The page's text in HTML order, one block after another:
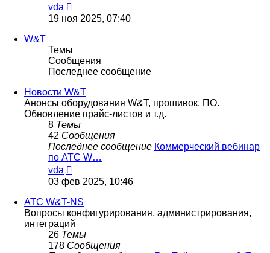
vda
к
последнему
19 ноя 2025, 07:40
W&T
Темы
Сообщения
Последнее сообщение
Новости W&T
Анонсы оборудования W&T, прошивок, ПО.
Обновление прайс-листов и т.д.
8 Темы
42 Сообщения
Последнее сообщение Коммерческий вебинар
по АТС W…
vda
к
последнему
сообщению
03 фев 2025, 10:46
АТС W&T-NS
Вопросы конфигурирования, администрирования,
интеграций
26 Темы
178 Сообщения